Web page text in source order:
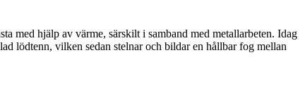
med hjälp av värme, särskilt i samband med metallarbeten. Idag
lödtenn, vilken sedan stelnar och bildar en hållbar fog mellan